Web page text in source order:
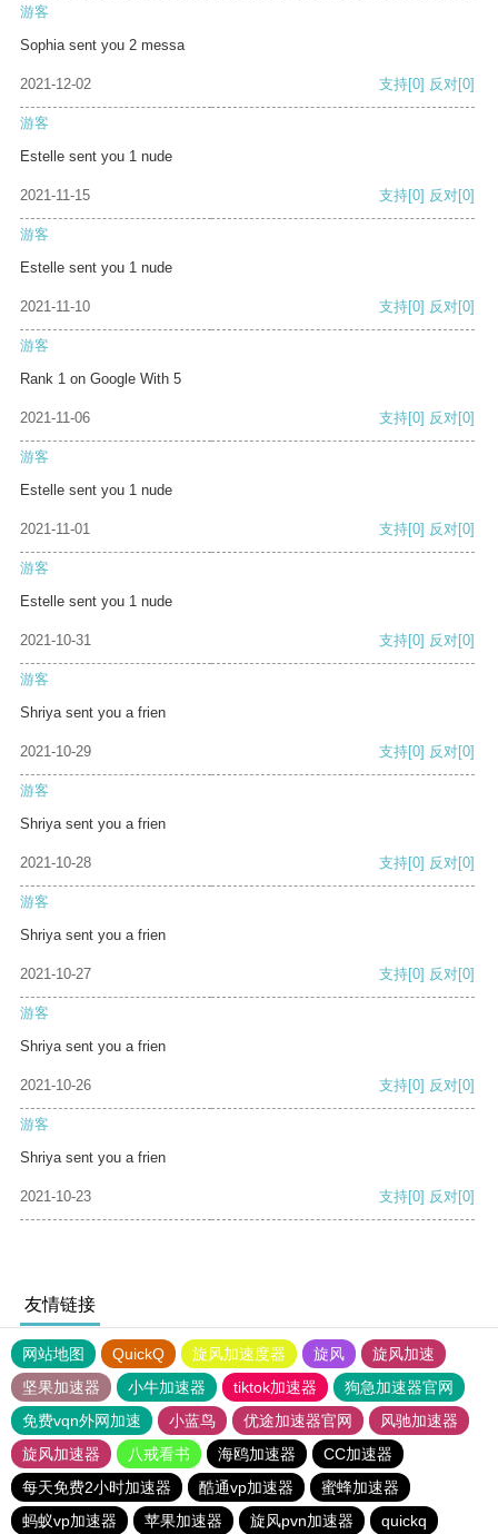
游客
Sophia sent you 2 messa
2021-12-02 支持[0] 反对[0]
游客
Estelle sent you 1 nude
2021-11-15 支持[0] 反对[0]
游客
Estelle sent you 1 nude
2021-11-10 支持[0] 反对[0]
游客
Rank 1 on Google With 5
2021-11-06 支持[0] 反对[0]
游客
Estelle sent you 1 nude
2021-11-01 支持[0] 反对[0]
游客
Estelle sent you 1 nude
2021-10-31 支持[0] 反对[0]
游客
Shriya sent you a frien
2021-10-29 支持[0] 反对[0]
游客
Shriya sent you a frien
2021-10-28 支持[0] 反对[0]
游客
Shriya sent you a frien
2021-10-27 支持[0] 反对[0]
游客
Shriya sent you a frien
2021-10-26 支持[0] 反对[0]
游客
Shriya sent you a frien
2021-10-23 支持[0] 反对[0]
友情链接
网站地图 QuickQ 旋风加速度器 旋风
旋风加速
坚果加速器
小牛加速器 tiktok加速器
狗急加速器官网
免费vqn外网加速
小蓝鸟 优途加速器官网
风驰加速器
旋风加速器
八戒看书 海鸥加速器
CC加速器
每天免费2小时加速器
酷通vp加速器
蜜蜂加速器
蚂蚁vp加速器
苹果加速器 旋风pvn加速器 quickq